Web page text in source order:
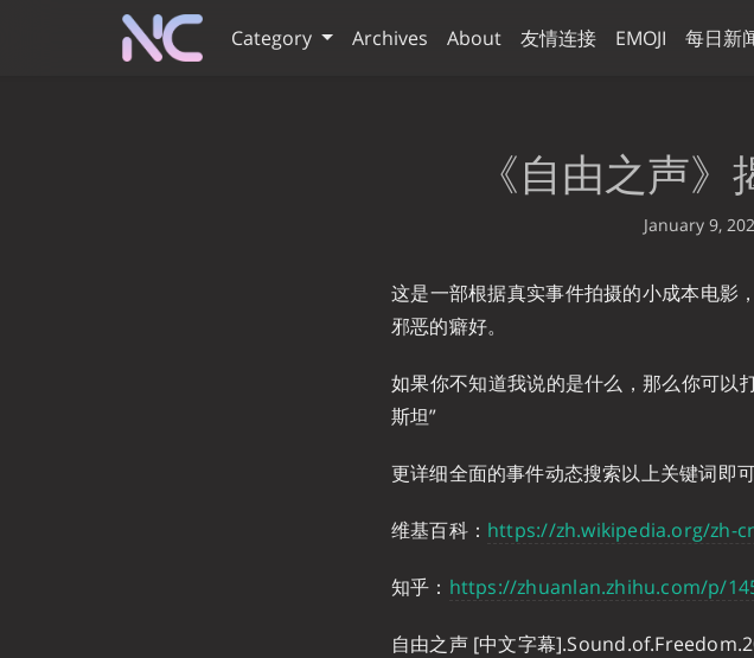
Category Archives About 友情连接 EMOJI 每日新
《自由之声
January 9,
这是一部根据真实事件拍摄的小成本电影
邪恶的癖好。
如果你不知道我说的是什么，那么你可以
斯坦”
更详细全面的事件动态搜索以上关键词即
维基百科： https://zh.wikipedia.org/zh-
知乎： https://zhuanlan.zhihu.com/p/
自由之声 [中文字幕